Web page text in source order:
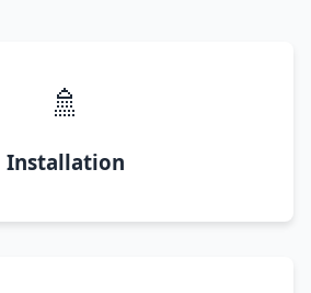
🚿
Installation